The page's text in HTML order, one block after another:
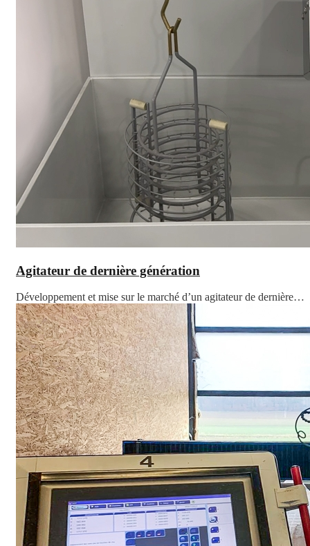
Agitateur de dernière génération
Développement et mise sur le marché d’un agitateur de dernière…